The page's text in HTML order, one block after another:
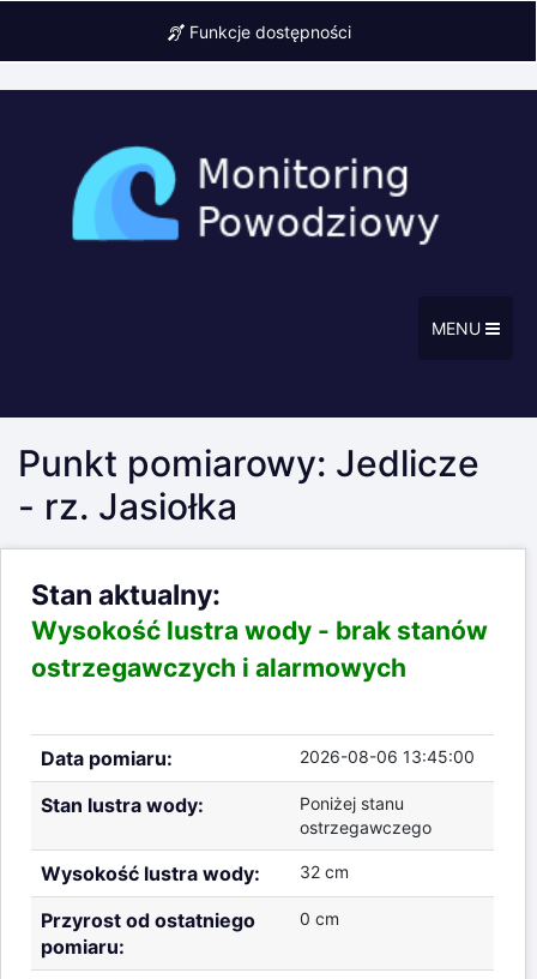
Funkcje dostępności
MENU
Punkt pomiarowy: Jedlicze
- rz. Jasiołka
Stan aktualny:
Wysokość lustra wody - brak stanów
ostrzegawczych i alarmowych
Data pomiaru: 2026-08-06 13:45:00
Stan lustra wody:
Poniżej stanu
ostrzegawczego
Wysokość lustra wody: 32 cm
Przyrost od ostatniego
pomiaru:
0 cm